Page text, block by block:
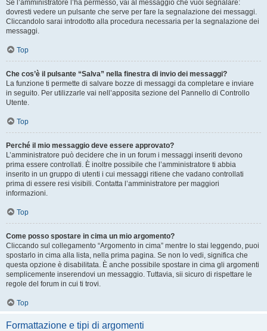
Se l’amministratore l’ha permesso, vai al messaggio che vuoi segnalare:
dovresti vedere un pulsante che serve per fare la segnalazione dei messaggi.
Cliccandolo sarai introdotto alla procedura necessaria per la segnalazione dei
messaggi.
Top
Che cos’è il pulsante “Salva” nella finestra di invio dei messaggi?
La funzione ti permette di salvare bozze di messaggi da completare e inviare
in seguito. Per utilizzarle vai nell’apposita sezione del Pannello di Controllo
Utente.
Top
Perché il mio messaggio deve essere approvato?
L’amministratore può decidere che in un forum i messaggi inseriti devono
prima essere controllati. È inoltre possibile che l’amministratore ti abbia
inserito in un gruppo di utenti i cui messaggi ritiene che vadano controllati
prima di essere resi visibili. Contatta l’amministratore per maggiori
informazioni.
Top
Come posso spostare in cima un mio argomento?
Cliccando sul collegamento “Argomento in cima” mentre lo stai leggendo, puoi
spostarlo in cima alla lista, nella prima pagina. Se non lo vedi, significa che
questa opzione è disabilitata. È anche possibile spostare in cima gli argomenti
semplicemente inserendovi un messaggio. Tuttavia, sii sicuro di rispettare le
regole del forum in cui ti trovi.
Top
Formattazione e tipi di argomenti